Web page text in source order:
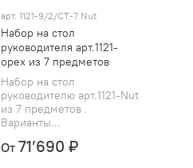
арт. 1121-9/2/СТ-7 Nut
Набор на стол
руководителя арт.1121-
орех из 7 предметов
Набор на стол
руководителю арт.1121-Nut
из 7 предметов .
Варианты...
От 71’690 ₽